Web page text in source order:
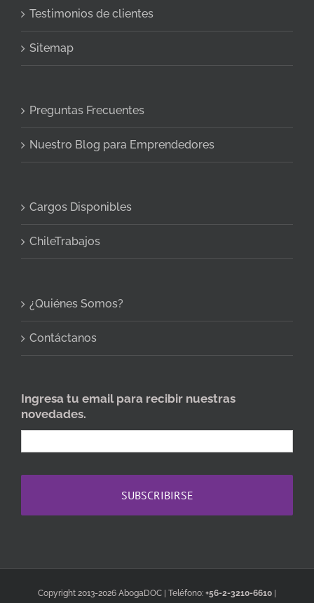
Testimonios de clientes
Sitemap
Preguntas Frecuentes
Nuestro Blog para Emprendedores
Cargos Disponibles
ChileTrabajos
¿Quiénes Somos?
Contáctanos
Ingresa tu email para recibir nuestras
novedades.
Copyright 2013-2026 AbogaDOC | Teléfono: +56-2-3210-6610 |